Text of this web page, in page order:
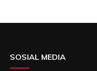
SOSIAL MEDIA